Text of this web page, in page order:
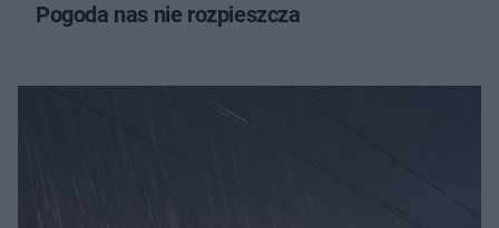
Pogoda nas nie rozpieszcza